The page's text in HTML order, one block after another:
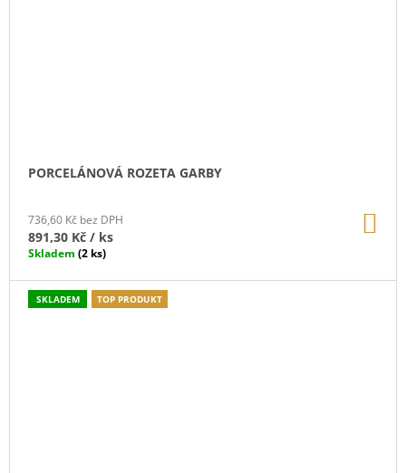
PORCELÁNOVÁ ROZETA GARBY
736,60 Kč bez DPH
891,30 Kč / ks
Skladem (2 ks)
SKLADEM TOP PRODUKT